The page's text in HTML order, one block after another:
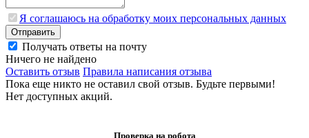
Я соглашаюсь на обработку моих персональных данных
Отправить
Получать ответы на почту
Ничего не найдено
Оставить отзыв Правила написания отзыва
Пока еще никто не оставил свой отзыв. Будьте первыми!
Нет доступных акций.
Проверка на робота